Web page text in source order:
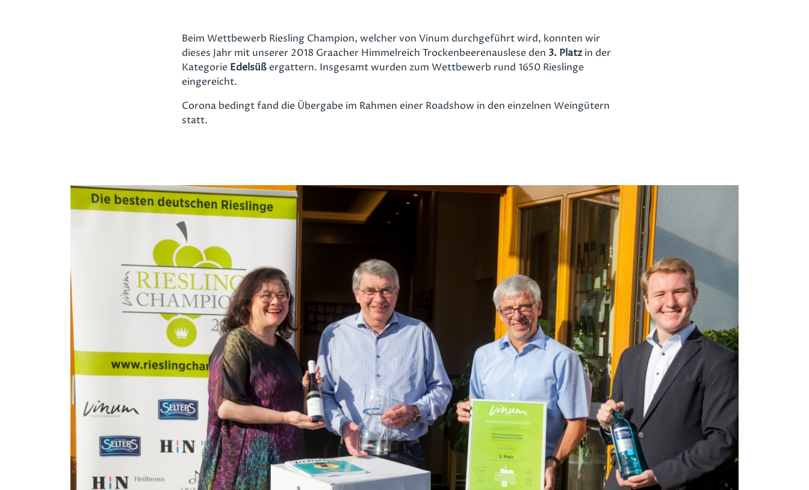
Beim Wettbewerb Riesling Champion, welcher von Vinum durchgeführt wird, konnten wir
dieses Jahr mit unserer 2018 Graacher Himmelreich Trockenbeerenauslese den 3. Platz in der
Kategorie Edelsüßergattern. Insgesamt wurden zum Wettbewerb rund 1650 Rieslinge
eingereicht.
Corona bedingt fand die Übergabe im Rahmen einer Roadshow in den einzelnen Weingütern
statt.